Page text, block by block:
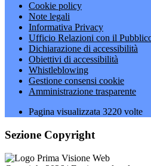
Cookie policy
Note legali
Informativa Privacy
Ufficio Relazioni con il
Dichiarazione di accessibilità
Obiettivi di accessibilità
Whistleblowing
Gestione consensi cookie
Amministrazione trasparente
Pagina visualizzata 3220 volte
Sezione Copyright